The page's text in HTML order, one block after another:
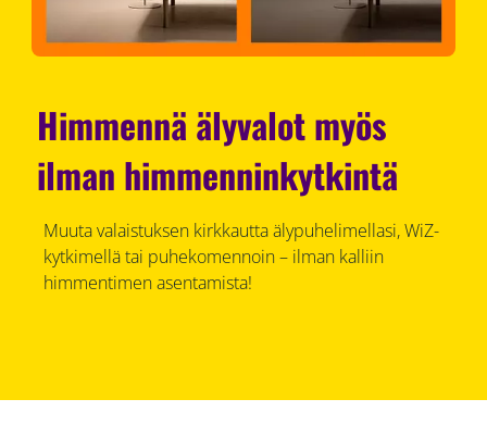
Himmennä älyvalot myös
ilman himmenninkytkintä
Muuta valaistuksen kirkkautta älypuhelimellasi, WiZ-
kytkimellä tai puhekomennoin – ilman kalliin
himmentimen asentamista!